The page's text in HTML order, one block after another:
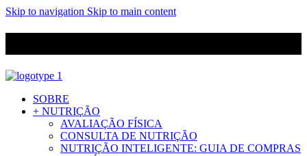
Skip to navigation Skip to main content
SOBRE
+ NUTRIÇÃO
AVALIAÇÃO FÍSICA
CONSULTA DE NUTRIÇÃO
NUTRIÇÃO INTELIGENTE: GUIA DE COMPRAS